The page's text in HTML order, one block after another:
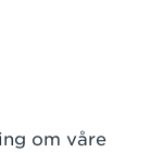
om våre